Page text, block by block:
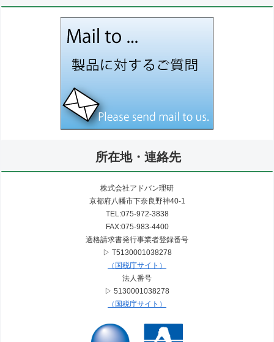
所在地・連絡先
株式会社アドバン理研
京都府八幡市下奈良野神40-1
TEL:075-972-3838
FAX:075-983-4400
適格請求書発行事業者登録番号
▷ T5130001038278
（国税庁サイト）
法人番号
▷ 5130001038278
（国税庁サイト）